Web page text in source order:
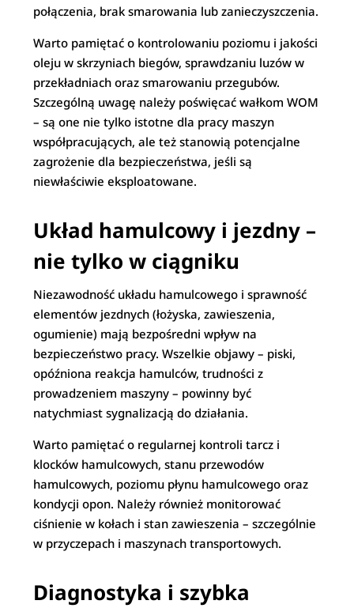
połączenia, brak smarowania lub zanieczyszczenia.
Warto pamiętać o kontrolowaniu poziomu i jakości
oleju w skrzyniach biegów, sprawdzaniu luzów w
przekładniach oraz smarowaniu przegubów.
Szczególną uwagę należy poświęcać wałkom WOM
– są one nie tylko istotne dla pracy maszyn
współpracujących, ale też stanowią potencjalne
zagrożenie dla bezpieczeństwa, jeśli są
niewłaściwie eksploatowane.
Układ hamulcowy i jezdny –
nie tylko w ciągniku
Niezawodność układu hamulcowego i sprawność
elementów jezdnych (łożyska, zawieszenia,
ogumienie) mają bezpośredni wpływ na
bezpieczeństwo pracy. Wszelkie objawy – piski,
opóźniona reakcja hamulców, trudności z
prowadzeniem maszyny – powinny być
natychmiast sygnalizacją do działania.
Warto pamiętać o regularnej kontroli tarcz i
klocków hamulcowych, stanu przewodów
hamulcowych, poziomu płynu hamulcowego oraz
kondycji opon. Należy również monitorować
ciśnienie w kołach i stan zawieszenia – szczególnie
w przyczepach i maszynach transportowych.
Diagnostyka i szybka